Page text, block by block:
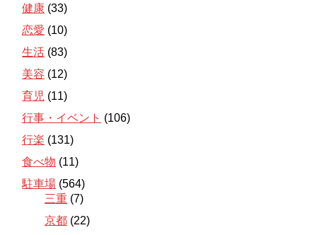
健康 (33)
恋愛 (10)
生活 (83)
美容 (12)
育児 (11)
行事・イベント (106)
行楽 (131)
食べ物 (11)
駐車場 (564)
三重 (7)
京都 (22)